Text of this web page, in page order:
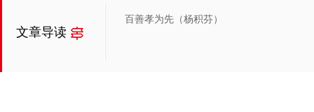
文章导读
百善孝为先（杨积芬）